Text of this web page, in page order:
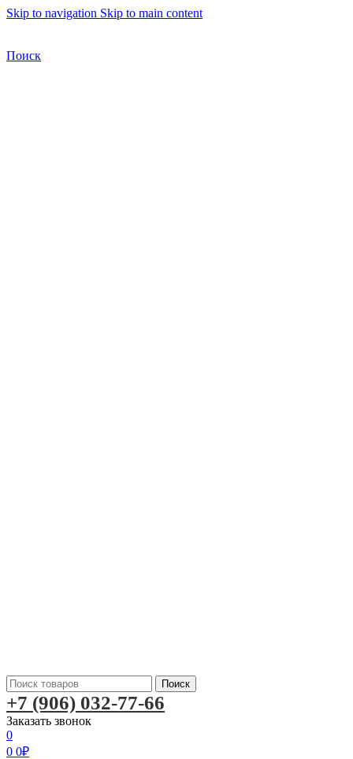
Skip to navigation Skip to main content
Поиск
Поиск
+7 (906) 032-77-66
Заказать звонок
0
0 0₽